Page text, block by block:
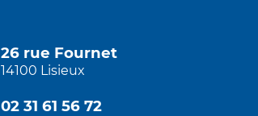
26 rue Fournet
14100 Lisieux
02 31 61 56 72